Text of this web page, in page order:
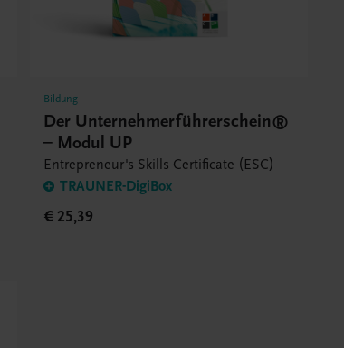
Bildung
Der Unternehmerführerschein®
– Modul UP
Entrepreneur's Skills Certificate (ESC)
TRAUNER-DigiBox
€ 25,39